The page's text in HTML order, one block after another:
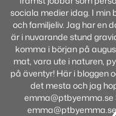
sociala medier idag. I min
och familjeliv. Jag har en
är i nuvarande stund
komma i början på
mat, vara ute i naturen,
på äventyr! Här i bloggen
det mesta och jag
emma@ptbyemma.se